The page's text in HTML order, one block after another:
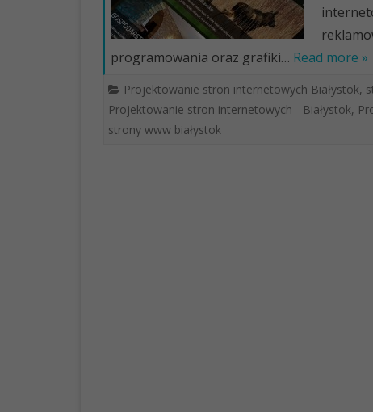
programowania oraz grafiki… Read more »
Projektowanie stron internetowych Białystok,
Projektowanie stron internetowych - Białystok,
strony www białystok